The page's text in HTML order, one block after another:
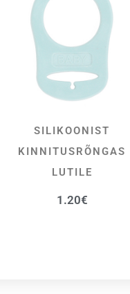
VALI
SILIKOONIST
KINNITUSRÕNGAS
LUTILE
1.20€